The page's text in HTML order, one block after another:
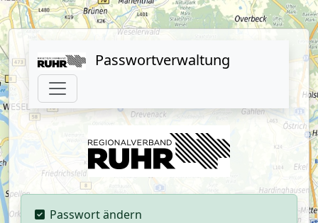
Passwortverwaltung
Passwort ändern